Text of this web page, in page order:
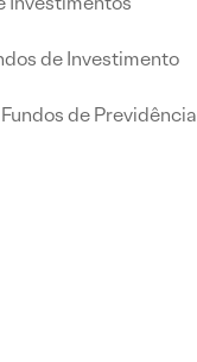
de Investimento
de Previdência